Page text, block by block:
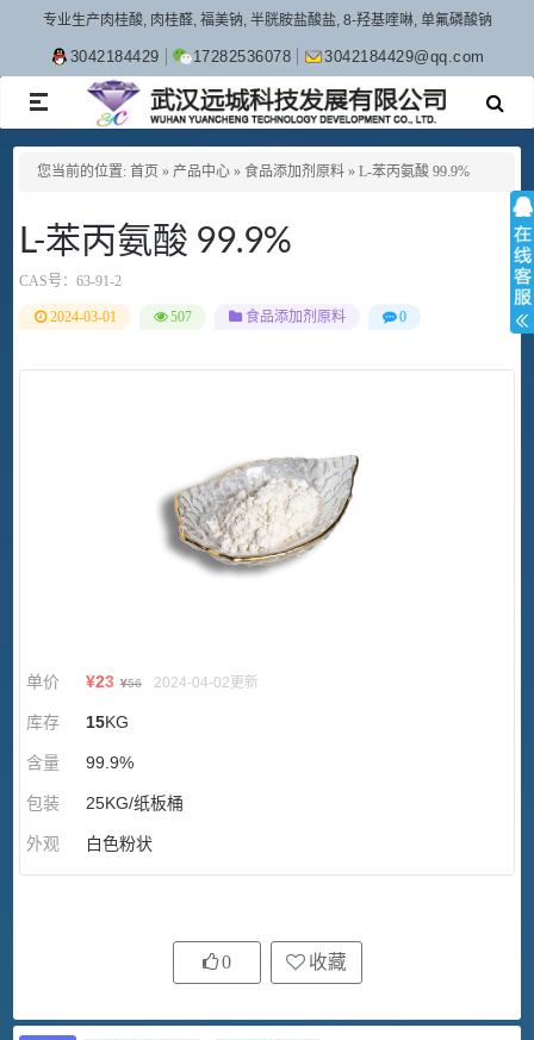
专业生产肉桂酸, 肉桂醛, 福美钠, 半胱胺盐酸盐, 8-羟基喹啉, 单氟磷酸钠
3042184429 17282536078 3042184429@qq.com
TOGGLE
NAVIGATION
您当前的位置: 首页 » 产品中心 » 食品添加剂原料 » L-苯丙氨酸 99.9%
L-苯丙氨酸 99.9%
CAS号： 63-91-2
2024-03-01 507 食品添加剂原料 0
单价 ¥23 ¥56 2024-04-02更新
库存 15KG
含量 99.9%
包装 25KG/纸板桶
外观 白色粉状
0 收藏